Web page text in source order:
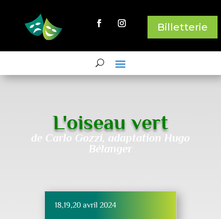
Billetterie
L'oiseau vert
de Carlo Gozzi, adaptation Hugo
Bélanger
18,19,20 avril 2024